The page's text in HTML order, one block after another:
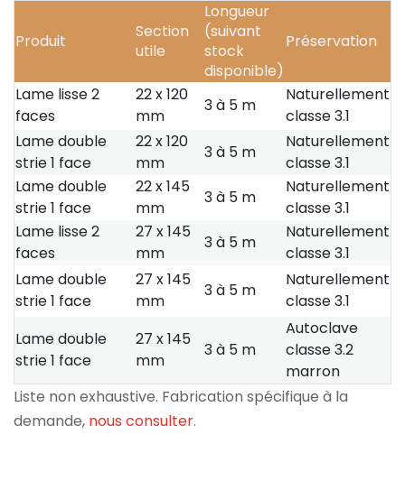
Produit
Section
utile
Longueur
(suivant
stock
disponible)
Préservation
Lame lisse 2
faces
22 x 120
mm
3 à 5 m
Naturellement
classe 3.1
Lame double
strie 1 face
22 x 120
mm
3 à 5 m
Naturellement
classe 3.1
Lame double
strie 1 face
22 x 145
mm
3 à 5 m
Naturellement
classe 3.1
Lame lisse 2
faces
27 x 145
mm
3 à 5 m
Naturellement
classe 3.1
Lame double
strie 1 face
27 x 145
mm
3 à 5 m
Naturellement
classe 3.1
Lame double
strie 1 face
27 x 145
mm
3 à 5 m
Autoclave
classe 3.2
marron
Liste non exhaustive. Fabrication spécifique à la
demande, nous consulter.